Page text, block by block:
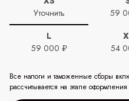
Уточнить
59
L
59 000 ₽
54
Все налоги и таможенные сборы
рассчитывается на этапе оформления